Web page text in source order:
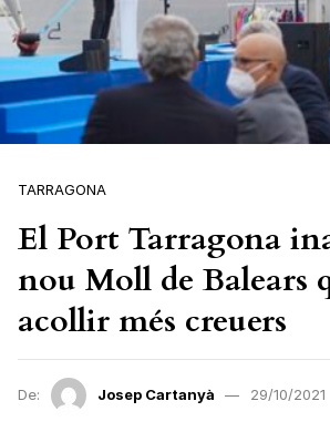
TARRAGONA
El Port Tarragona
nou Moll de Balears
acollir més creuers
De: Josep Cartanyà 29/10/2021